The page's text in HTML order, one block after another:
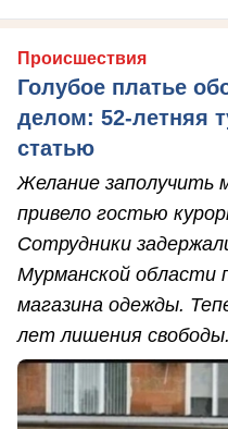
Происшествия
Голубое платье
делом: 52-летняя
статью
Желание заполучить
привело гостью
Сотрудники
Мурманской области
магазина одежды.
лет лишения свободы.